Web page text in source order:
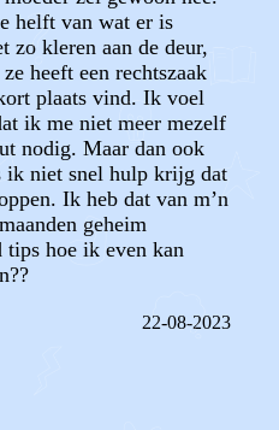
helft van wat er is
zo kleren aan de deur,
heeft een rechtszaak
plaats vind. Ik voel
ik me niet meer mezelf
nodig. Maar dan ook
ik niet snel hulp krijg dat
Ik heb dat van m’n
geheim
tips hoe ik even kan
22-08-2023